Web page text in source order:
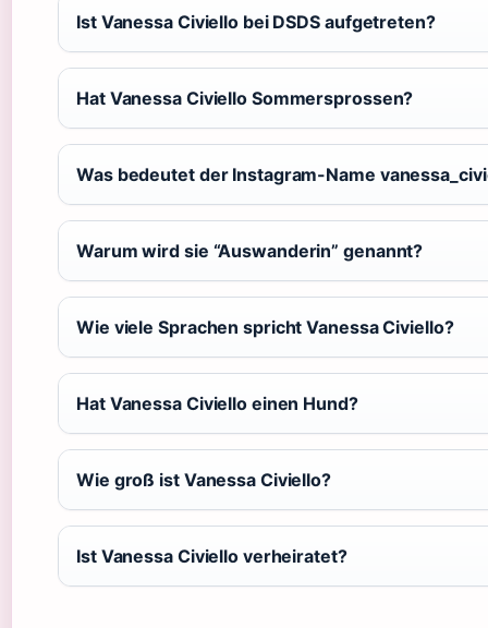
Ist Vanessa Civiello bei DSDS aufgetreten?
Hat Vanessa Civiello Sommersprossen?
Was bedeutet der Instagram-Name
Warum wird sie “Auswanderin” genannt?
Wie viele Sprachen spricht Vanessa Civiello?
Hat Vanessa Civiello einen Hund?
Wie groß ist Vanessa Civiello?
Ist Vanessa Civiello verheiratet?